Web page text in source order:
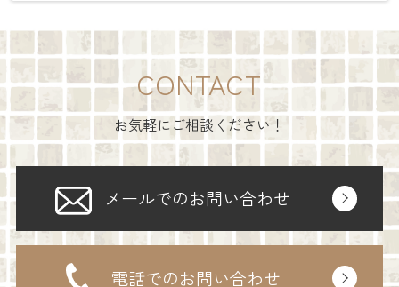
CONTACT
お気軽にご相談ください！
メールでのお問い合わせ
電話でのお問い合わせ